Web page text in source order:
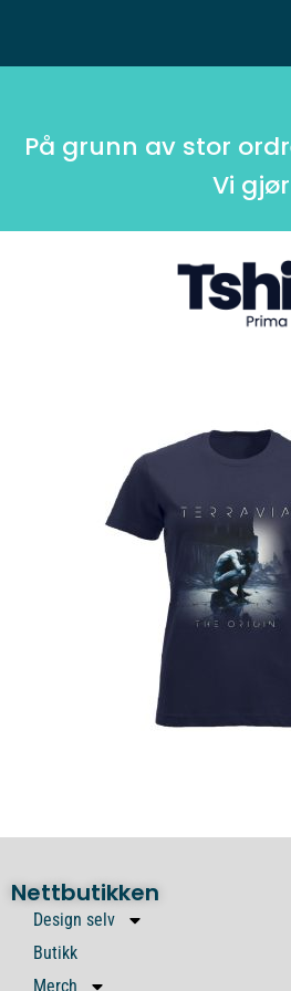
På grunn av stor
Vi
Nettbutikken
Design selv
Butikk
Merch